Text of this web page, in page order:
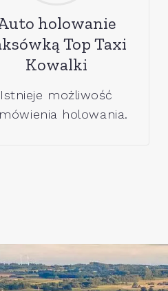
holowanie
Top Taxi
Kowalki
Istnieje możliwość
holowania.